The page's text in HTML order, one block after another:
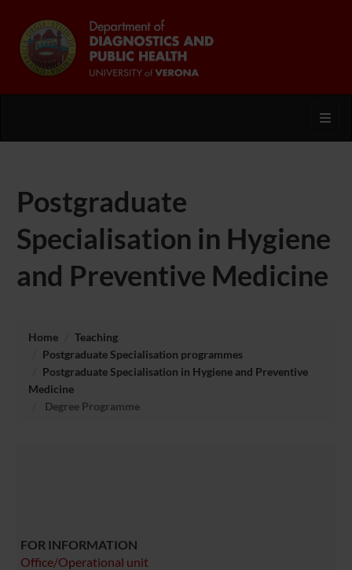
Postgraduate
Specialisation in Hygiene
and Preventive Medicine
Home
Teaching
Postgraduate Specialisation programmes
Postgraduate Specialisation in Hygiene and Preventive
Medicine
Degree Programme
FOR INFORMATION
Office/Operational unit